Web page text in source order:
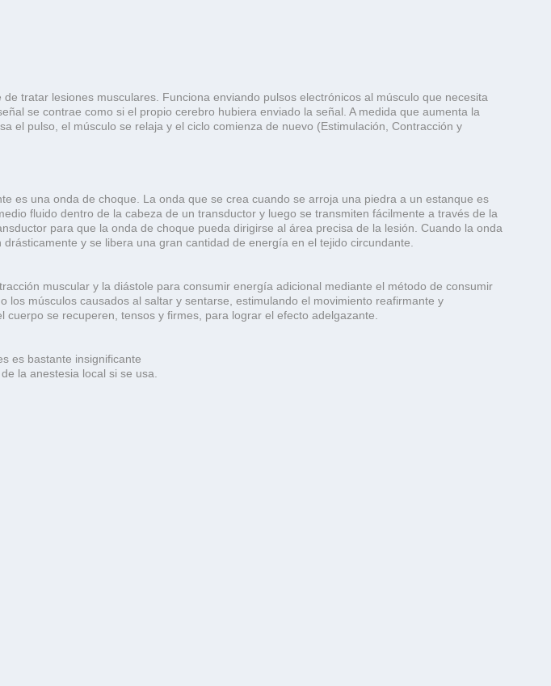
tratar lesiones musculares. Funciona enviando pulsos electrónicos al músculo que necesita
se contrae como si el propio cerebro hubiera enviado la señal. A medida que aumenta la
el pulso, el músculo se relaja y el ciclo comienza de nuevo (Estimulación, Contracción y
es una onda de choque. La onda que se crea cuando se arroja una piedra a un estanque es
fluido dentro de la cabeza de un transductor y luego se transmiten fácilmente a través de la
para que la onda de choque pueda dirigirse al área precisa de la lesión. Cuando la onda
y se libera una gran cantidad de energía en el tejido circundante.
muscular y la diástole para consumir energía adicional mediante el método de consumir
músculos causados ​​al saltar y sentarse, estimulando el movimiento reafirmante y
se recuperen, tensos y firmes, para lograr el efecto adelgazante.
es bastante insignificante
la anestesia local si se usa.